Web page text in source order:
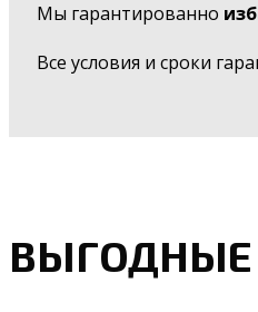
Мы гарантированно
Все условия и сроки
ВЫГОДНЫЕ